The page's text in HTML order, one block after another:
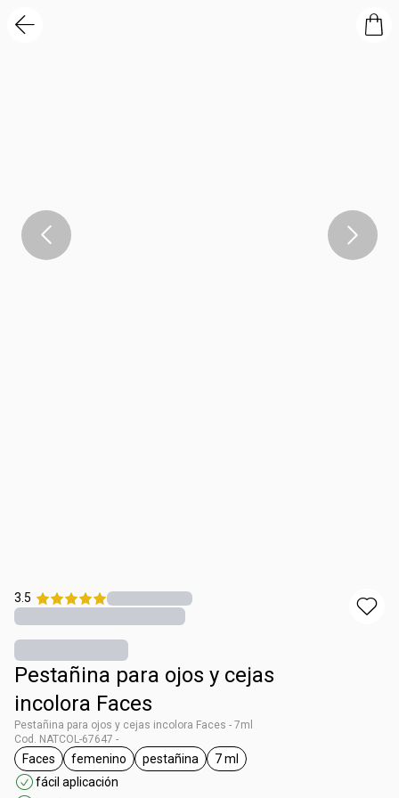
3.5
Pestañina para ojos y cejas
incolora Faces
Pestañina para ojos y cejas incolora Faces - 7ml
Cod. NATCOL-67647 -
general.tag Faces
Faces
general.tag femenino
femenino
general.tag pestañina
pestañina
general.tag 7 ml
7 ml
fácil aplicación